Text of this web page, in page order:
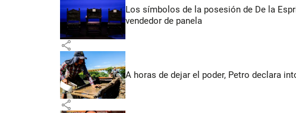
Los símbolos de la posesión de De la
vendedor de panela
share
A horas de dejar el poder, Petro declara
share